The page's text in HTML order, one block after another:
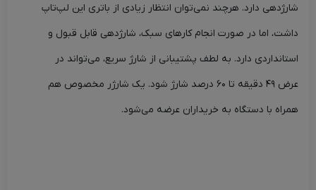
شارژدهی دارد. هرچند نمی‌توان انتظار زیادی از باتری این لپ‌تاپ
داشت، اما در صورت انجام کارهای سبک، شارژدهی قابل قبول و
استانداردی دارد. به لطف پشتیبانی از شارژ سریع، می‌تواند در
عرض ۴۹ دقیقه تا ۶۰ درصد شارژ شود. یک شارژر مخصوص هم
همراه با دستگاه به خریداران عرضه می‌شود.